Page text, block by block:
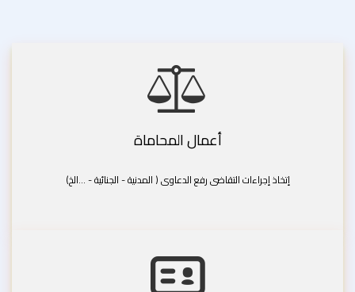
أعمال المحاماة
إتخاذ إجراءات التقاضى رفع الدعاوى ( المدنية - الجنائية - ...الخ)